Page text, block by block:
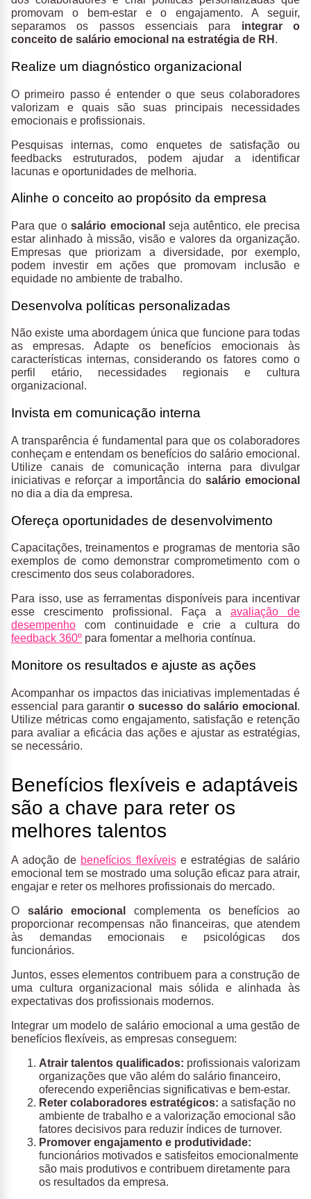
promovam o bem-estar e o engajamento. A seguir,
separamos os passos essenciais para integrar o
conceito de salário emocional na estratégia de RH .
Realize um diagnóstico organizacional
O primeiro passo é entender o que seus colaboradores
valorizam e quais são suas principais necessidades
emocionais e profissionais.
Pesquisas internas, como enquetes de satisfação ou
feedbacks estruturados, podem ajudar a identificar
lacunas e oportunidades de melhoria.
Alinhe o conceito ao propósito da empresa
Para que osalário emocional seja autêntico, ele precisa
estar alinhado à missão, visão e valores da organização.
Empresas que priorizam a diversidade, por exemplo,
podem investir em ações que promovam inclusão e
equidade no ambiente de trabalho.
Desenvolva políticas personalizadas
Não existe uma abordagem única que funcione para todas
as empresas. Adapte os benefícios emocionais às
características internas, considerando os fatores como o
perfil etário, necessidades regionais e cultura
organizacional.
Invista em comunicação interna
A transparência é fundamental para que os colaboradores
conheçam e entendam os benefícios do salário emocional.
Utilize canais de comunicação interna para divulgar
iniciativas e reforçar a importância do salário emocional
no dia a dia da empresa.
Ofereça oportunidades de desenvolvimento
Capacitações, treinamentos e programas de mentoria são
exemplos de como demonstrar comprometimento com o
crescimento dos seus colaboradores.
Para isso, use as ferramentas disponíveis para incentivar
esse crescimento profissional. Faça a avaliação de
desempenho com continuidade e crie a cultura do
feedback 360º para fomentar a melhoria contínua.
Monitore os resultados e ajuste as ações
Acompanhar os impactos das iniciativas implementadas é
essencial para garantir o sucesso do salário emocional .
Utilize métricas como engajamento, satisfação e retenção
para avaliar a eficácia das ações e ajustar as estratégias,
se necessário.
Benefícios flexíveis e adaptáveis
são a chave para reter os
melhores talentos
A adoção de benefícios flexíveise estratégias de salário
emocional tem se mostrado uma solução eficaz para atrair,
engajar e reter os melhores profissionais do mercado.
O salário emocional
complementa os benefícios ao
proporcionar recompensas não financeiras, que atendem
às demandas emocionais e psicológicas dos
funcionários.
Juntos, esses elementos contribuem para a construção de
uma cultura organizacional mais sólida e alinhada às
expectativas dos profissionais modernos.
Integrar um modelo de salário emocional a uma gestão de
benefícios flexíveis, as empresas conseguem:
Atrair talentos qualificados: profissionais valorizam
organizações que vão além do salário financeiro,
oferecendo experiências significativas e bem-estar.
Reter colaboradores estratégicos: a satisfação no
ambiente de trabalho e a valorização emocional são
fatores decisivos para reduzir índices de turnover.
Promover engajamento e produtividade:
funcionários motivados e satisfeitos emocionalmente
são mais produtivos e contribuem diretamente para
os resultados da empresa.